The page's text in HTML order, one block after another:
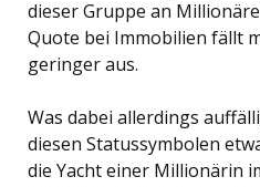
dieser Gruppe an
Quote bei Immobilien fällt
geringer aus.
Was dabei allerdings
diesen Statussymbolen
die Yacht einer Millionärin